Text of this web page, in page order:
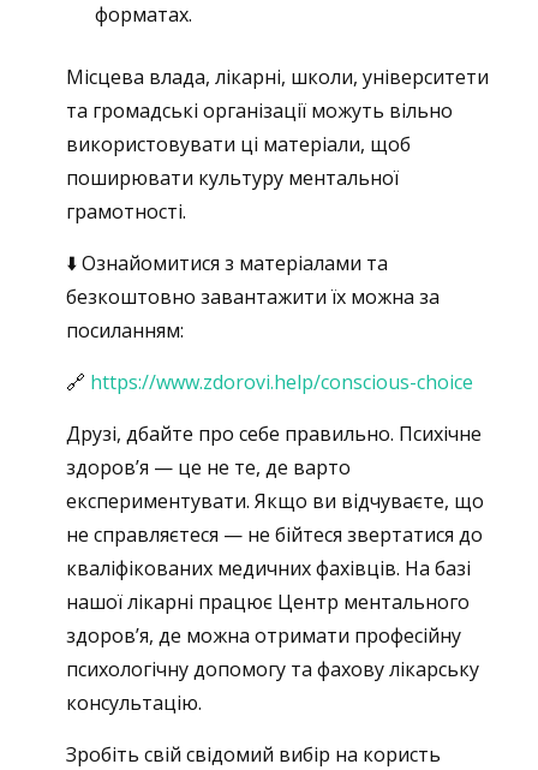
форматах.
Місцева влада, лікарні, школи, університети
та громадські організації можуть вільно
використовувати ці матеріали, щоб
поширювати культуру ментальної
грамотності.
⬇️ Ознайомитися з матеріалами та
безкоштовно завантажити їх можна за
посиланням:
🔗 https://www.zdorovi.help/conscious-choice
Друзі, дбайте про себе правильно. Психічне
здоров’я — це не те, де варто
експериментувати. Якщо ви відчуваєте, що
не справляєтеся — не бійтеся звертатися до
кваліфікованих медичних фахівців. На базі
нашої лікарні працює Центр ментального
здоров’я, де можна отримати професійну
психологічну допомогу та фахову лікарську
консультацію.
Зробіть свій свідомий вибір на користь